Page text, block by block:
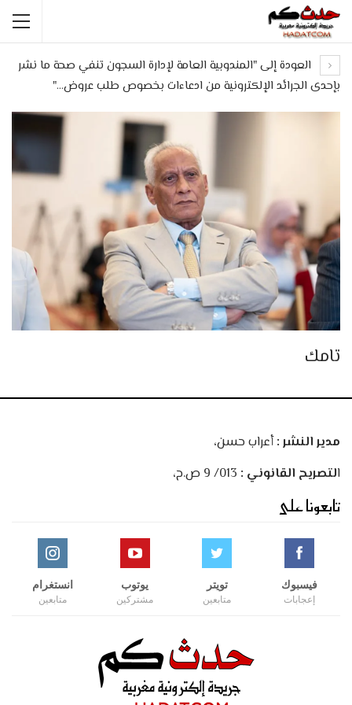
العودة إلى "المندوبية العامة لإدارة السجون تنفي صحة ما نشر
بإحدى الجرائد الإلكترونية من ادعاءات بخصوص طلب عروض…"
تامك
مدير النشر :أعراب حسن،
التصريح القانوني :
تابعونا على
فيسبوك
إعجابات
تويتر
متابعين
يوتوب
مشتركين
انستغرام
متابعين